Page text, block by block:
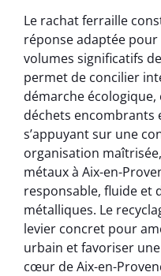
Le rachat ferraille
réponse adaptée
volumes significatifs
permet de concilier
démarche
déchets encombrants
s’appuyant sur une
organisation
métaux à Aix-en-
responsable, fluide et
métalliques. Le
levier concret pour
urbain et favoriser
cœur de Aix-en-